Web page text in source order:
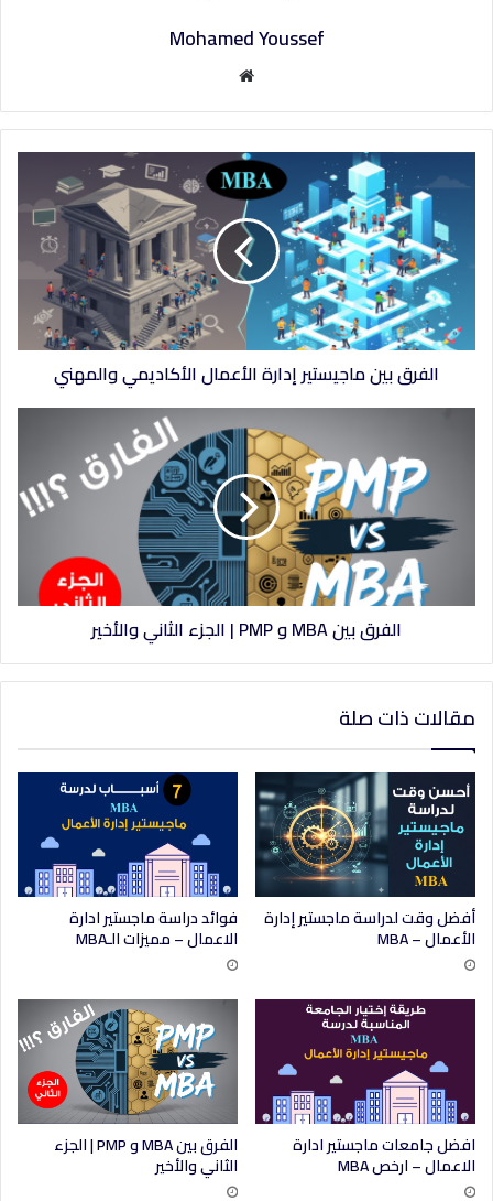
Mohamed Youssef
ق
ع
ا
ل
و
ي
ب
الفرق بين ماجيستير إدارة الأعمال الأكاديمي والمهني
الفرق بين MBA و PMP | الجزء الثاني والأخير
مقالات ذات صلة
أفضل وقت لدراسة ماجستير إدارة
الأعمال – MBA
فوائد دراسة ماجستير ادارة
الاعمال – مميزات الـMBA
افضل جامعات ماجستير ادارة
الاعمال – ارخص MBA
الفرق بين MBA و PMP | الجزء
الثاني والأخير